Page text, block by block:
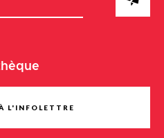
L'INFOLETTRE